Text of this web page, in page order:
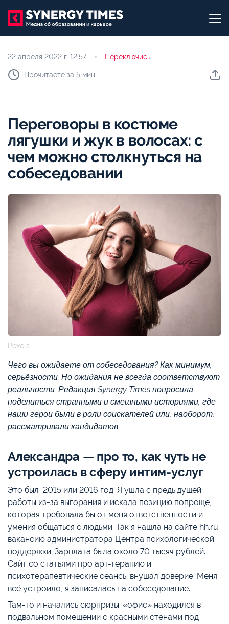
22 апреля 2022 г. 12:57 Переключись
Прочитаете за 5 мин
Переговоры в костюме
лягушки и жук в волосах: с
чем можно столкнуться на
собеседовании
Pexels
Чего вы ожидаете от собеседования? Как минимум,
серьёзности. Но ожидания не всегда соответствуют
реальности. Редакция Synergy Times попросила
поделиться странными и смешными историями, где
наши герои были в роли соискателей или, наоборот,
рассматривали кандидатов.
Александра — про то, как чуть не
устроилась в сферу интим-услуг
Это был 2015 или 2016 год. Я ушла с предыдущей
работы из-за выгорания и искала позицию попроще,
которая требовала бы от меня ответственности и
умения общаться с людьми. Так я нашла на сайте hh.ru
вакансию администратора Центра психологической
поддержки. Зарплата была около 70 тысяч рублей.
Сайт со статьями про арт-терапию и
психотерапевтические сеансы внушал доверие. Меня
всё устроило, я записалась на собеседование.
Там-то и начались сюрпризы: «офис» находился в
подвальном помещении с красными стенами под